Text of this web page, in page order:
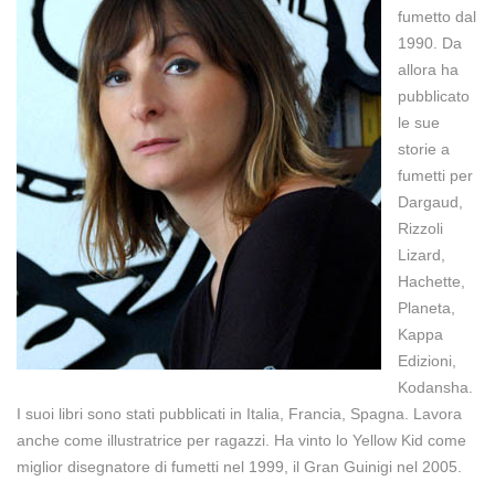
fumetto dal
1990. Da
allora ha
pubblicato
le sue
storie a
fumetti per
Dargaud,
Rizzoli
Lizard,
Hachette,
Planeta,
Kappa
Edizioni,
Kodansha.
I suoi libri sono stati pubblicati in Italia, Francia, Spagna. Lavora
anche come illustratrice per ragazzi. Ha vinto lo Yellow Kid come
miglior disegnatore di fumetti nel 1999, il Gran Guinigi nel 2005.